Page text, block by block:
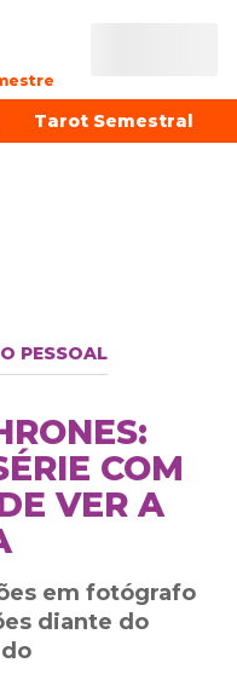
Tarot Semestral
PESSOAL
COM
VER A
em fotógrafo
diante do